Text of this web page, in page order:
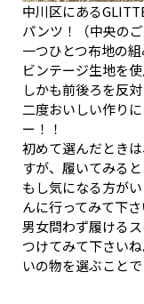
中川区にある
パンツ！（中央の
一つひとつ布地の
ビンテージ生地を
しかも前後ろを反
二度おいしい作り
ー！！
初めて選んだとき
すが、履いてみる
もし気になる方が
んに行ってみて下さ
男女問わず履ける
つけてみて下さい
いの物を選ぶこと